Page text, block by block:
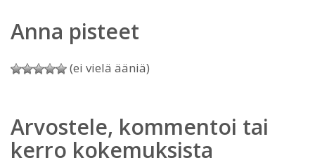
Anna pisteet
(ei vielä ääniä)
Arvostele, kommentoi tai
kerro kokemuksista